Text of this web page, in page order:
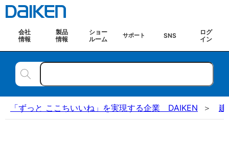
会社
情報
製品
情報
ショー
ルーム
サポート SNS
ログ
イン
「ずっと ここちいいね」を実現する企業 DAIKEN 建